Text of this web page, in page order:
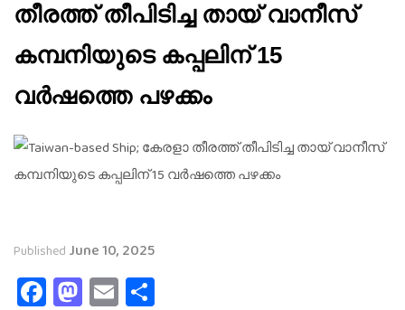
തീരത്ത് തീപിടിച്ച തായ് വാനീസ്
കമ്പനിയുടെ കപ്പലിന് 15
വർഷത്തെ പഴക്കം
Published June 10, 2025
Facebook
Mastodon
Email